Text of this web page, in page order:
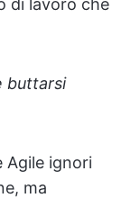
di lavoro che
buttarsi
Agile ignori
ma